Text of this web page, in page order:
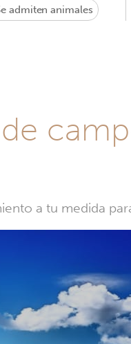
admiten animales
de
a tu medida